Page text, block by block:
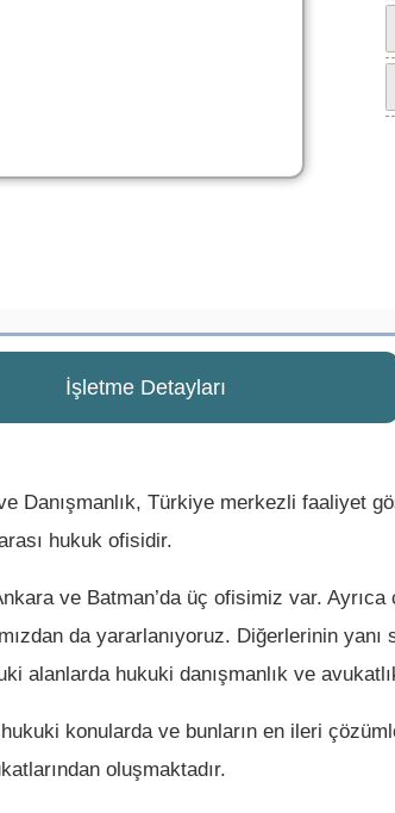
İşletme Detayları
Danışmanlık, Türkiye merkezli faaliyet
hukuk ofisidir.
ve Batman’da üç ofisimiz var.
da yararlanıyoruz. Diğerlerinin
alanlarda hukuki danışmanlık ve
konularda ve bunların en ileri
oluşmaktadır.